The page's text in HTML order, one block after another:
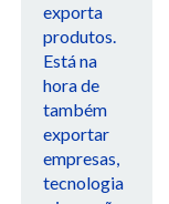
exporta
produtos.
Está na
hora de
também
exportar
empresas,
tecnologia